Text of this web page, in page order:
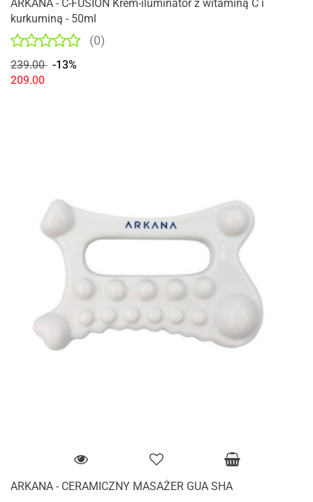
ARKANA - C-FUSION Krem-iluminator z witaminą C i
kurkuminą - 50ml
(0)
239.00 -13%
209.00
ARKANA - CERAMICZNY MASAŻER GUA SHA